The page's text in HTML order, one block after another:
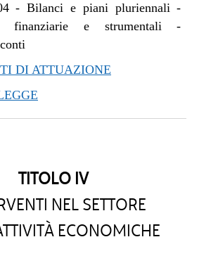
-Bilanci e piani pluriennali -
finanziarie e strumentali -
DI ATTUAZIONE
TITOLO IV
NEL SETTORE
ECONOMICHE